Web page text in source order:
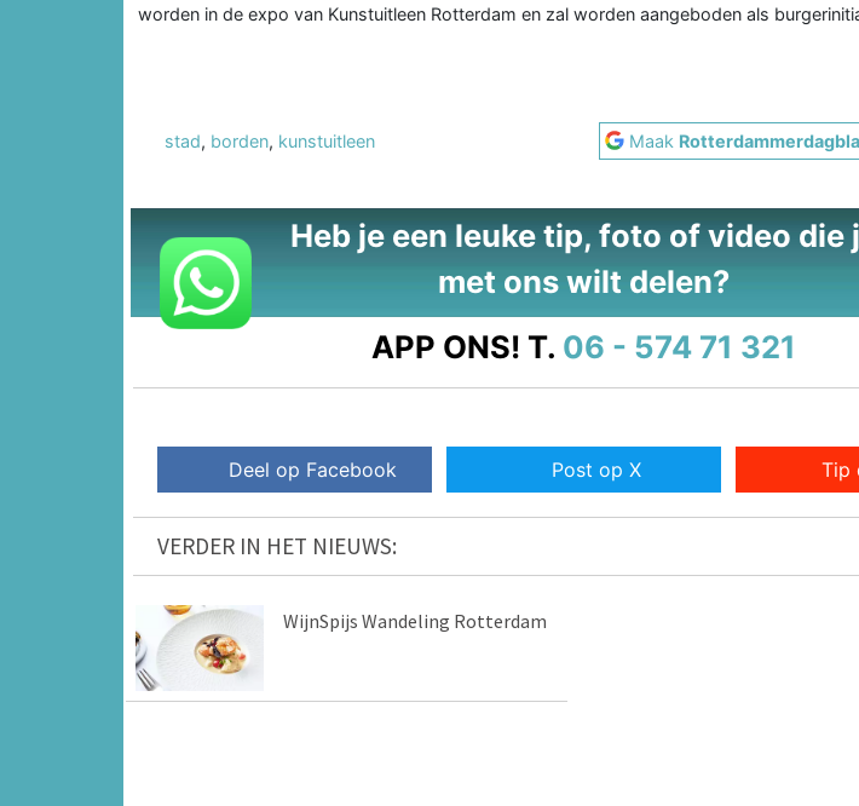
worden in de expo van Kunstuitleen Rotterdam en zal worden aangeboden als
stad, borden, kunstuitleen Maak
Heb je een leuke tip, foto of video die
met ons wilt delen?
APP ONS! T. 06 - 574 71 321
Deel op Facebook Post op X Tip
VERDER IN HET NIEUWS:
WijnSpijs Wandeling Rotterdam